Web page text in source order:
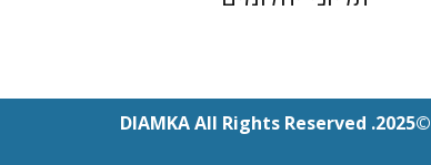
©2025. DIAMKA All Rights Reserved